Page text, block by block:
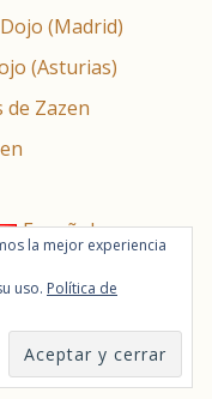
(Madrid)
(Asturias)
de Zazen
Español
© 2026
– 28012 – Madrid
la mejor experiencia
uso. Política de